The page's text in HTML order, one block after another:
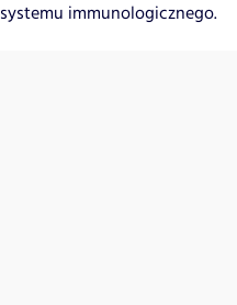
systemu immunologicznego.